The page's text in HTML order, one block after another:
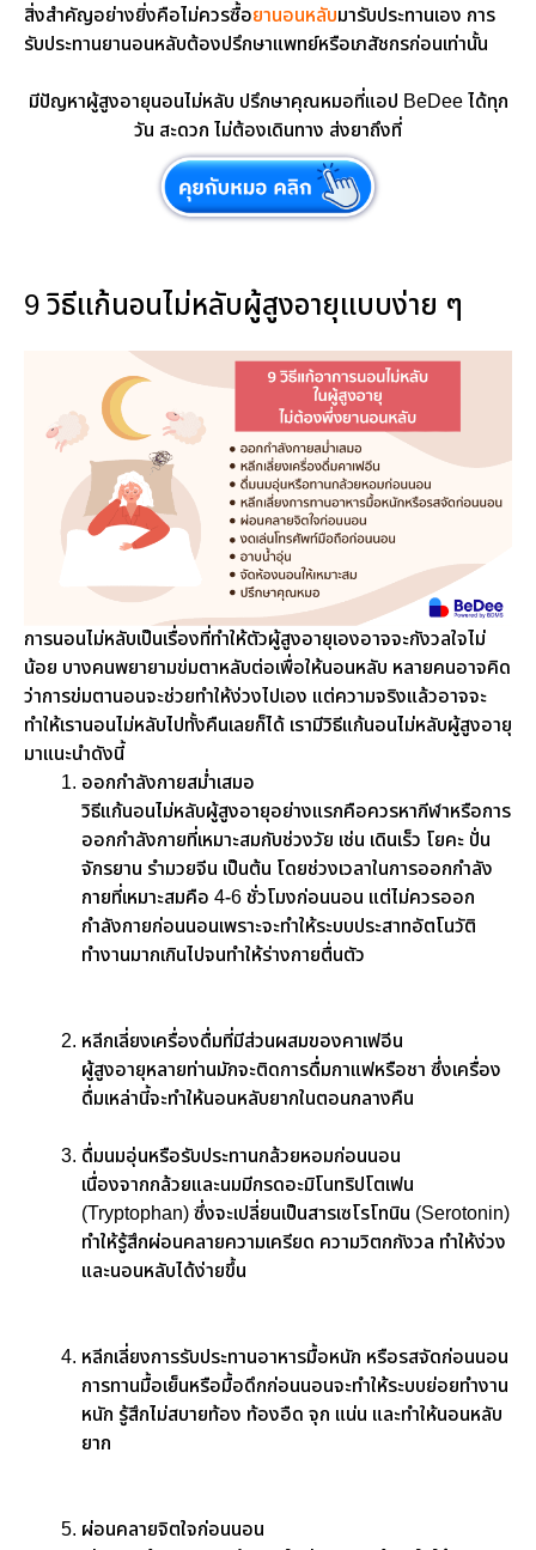
สิ่งสำคัญอย่างยิ่งคือไม่ควรซื้อยานอนหลับมารับประทานเอง การ
รับประทานยานอนหลับต้องปรึกษาแพทย์หรือเภสัชกรก่อนเท่านั้น
มีปัญหาผู้สูงอายุนอนไม่หลับ ปรึกษาคุณหมอที่แอป BeDee ได้ทุก
วัน สะดวก ไม่ต้องเดินทาง ส่งยาถึงที่
9 วิธีแก้นอนไม่หลับผู้สูงอายุแบบง่าย ๆ
การนอนไม่หลับเป็นเรื่องที่ทำให้ตัวผู้สูงอายุเองอาจจะกังวลใจไม่
น้อย บางคนพยายามข่มตาหลับต่อเพื่อให้นอนหลับ หลายคนอาจคิด
ว่าการข่มตานอนจะช่วยทำให้ง่วงไปเอง แต่ความจริงแล้วอาจจะ
ทำให้เรานอนไม่หลับไปทั้งคืนเลยก็ได้ เรามีวิธีแก้นอนไม่หลับผู้สูงอายุ
มาแนะนำดังนี้
ออกกำลังกายสม่ำเสมอ
วิธีแก้นอนไม่หลับผู้สูงอายุอย่างแรกคือควรหากีฬาหรือการ
ออกกำลังกายที่เหมาะสมกับช่วงวัย เช่น เดินเร็ว โยคะ ปั่น
จักรยาน รำมวยจีน เป็นต้น โดยช่วงเวลาในการออกกำลัง
กายที่เหมาะสมคือ 4-6 ชั่วโมงก่อนนอน แต่ไม่ควรออก
กำลังกายก่อนนอนเพราะจะทำให้ระบบประสาทอัตโนวัติ
ทำงานมากเกินไปจนทำให้ร่างกายตื่นตัว
หลีกเลี่ยงเครื่องดื่มที่มีส่วนผสมของคาเฟอีน
ผู้สูงอายุหลายท่านมักจะติดการดื่มกาแฟหรือชา ซึ่งเครื่อง
ดื่มเหล่านี้จะทำให้นอนหลับยากในตอนกลางคืน
ดื่มนมอุ่นหรือรับประทานกล้วยหอมก่อนนอน
เนื่องจากกล้วยและนมมีกรดอะมิโนทริปโตเฟน
(Tryptophan) ซึ่งจะเปลี่ยนเป็นสารเซโรโทนิน (Serotonin)
ทำให้รู้สึกผ่อนคลายความเครียด ความวิตกกังวล ทำให้ง่วง
และนอนหลับได้ง่ายขึ้น
หลีกเลี่ยงการรับประทานอาหารมื้อหนัก หรือรสจัดก่อนนอน
การทานมื้อเย็นหรือมื้อดึกก่อนนอนจะทำให้ระบบย่อยทำงาน
หนัก รู้สึกไม่สบายท้อง ท้องอืด จุก แน่น และทำให้นอนหลับ
ยาก
ผ่อนคลายจิตใจก่อนนอน